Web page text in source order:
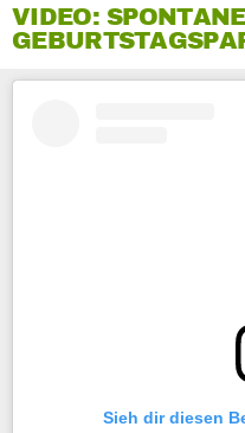
VIDEO: SPONTANE
Sieh dir diesen